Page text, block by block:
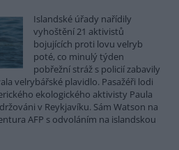
Islandské úřady nařídily
vyhoštění 21 aktivistů
bojujících proti lovu velryb
poté, co minulý týden
pobřežní stráž s policií zabavily
velrybářské plavidlo. Pasažéři lodi
ekologického aktivisty Paula
v Reykjavíku. Sám Watson na
AFP s odvoláním na islandskou